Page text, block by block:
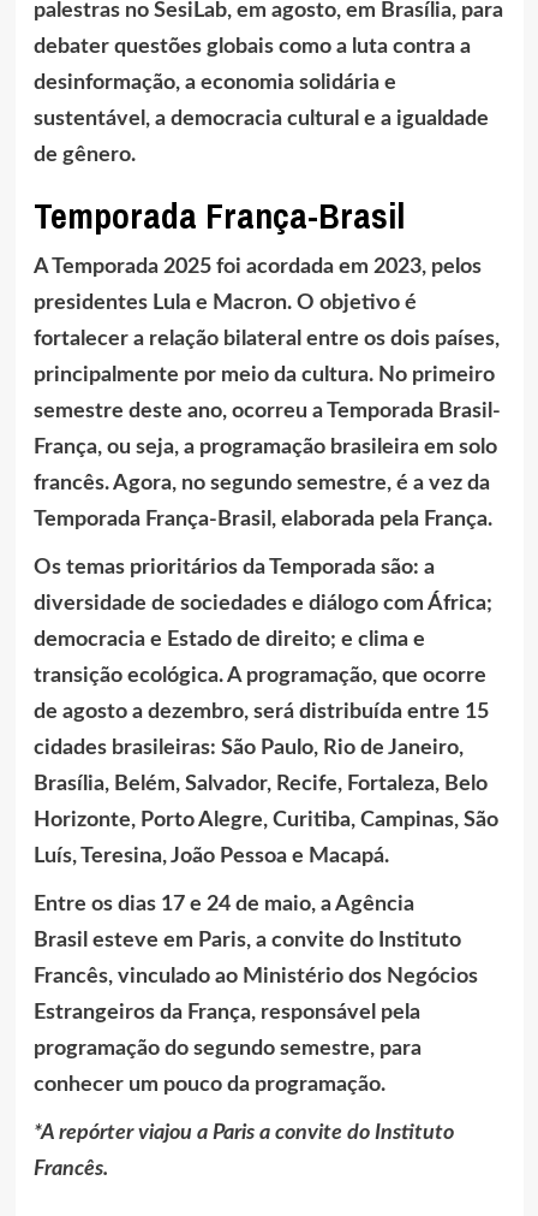
palestras no SesiLab, em agosto, em Brasília, para
debater questões globais como a luta contra a
desinformação, a economia solidária e
sustentável, a democracia cultural e a igualdade
de gênero.
Temporada França-Brasil
A Temporada 2025 foi acordada em 2023, pelos
presidentes Lula e Macron. O objetivo é
fortalecer a relação bilateral entre os dois países,
principalmente por meio da cultura. No primeiro
semestre deste ano, ocorreu a Temporada Brasil-
França, ou seja, a programação brasileira em solo
francês. Agora, no segundo semestre, é a vez da
Temporada França-Brasil, elaborada pela França.
Os temas prioritários da Temporada são: a
diversidade de sociedades e diálogo com África;
democracia e Estado de direito; e clima e
transição ecológica. A programação, que ocorre
de agosto a dezembro, será distribuída entre 15
cidades brasileiras: São Paulo, Rio de Janeiro,
Brasília, Belém, Salvador, Recife, Fortaleza, Belo
Horizonte, Porto Alegre, Curitiba, Campinas, São
Luís, Teresina, João Pessoa e Macapá.
Entre os dias 17 e 24 de maio, a Agência
Brasil esteve em Paris, a convite do Instituto
Francês, vinculado ao Ministério dos Negócios
Estrangeiros da França, responsável pela
programação do segundo semestre, para
conhecer um pouco da programação.
*A repórter viajou a Paris a convite do Instituto
Francês.